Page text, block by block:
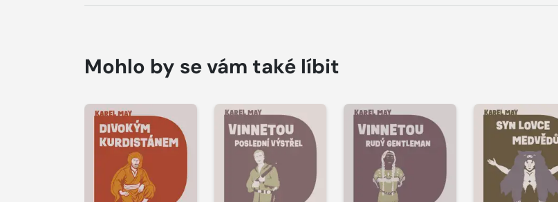
Mohlo by se vám také líbit
Přehrát
ukázku
Přehrát
ukázku
Přehrát
ukázku
Přehrát